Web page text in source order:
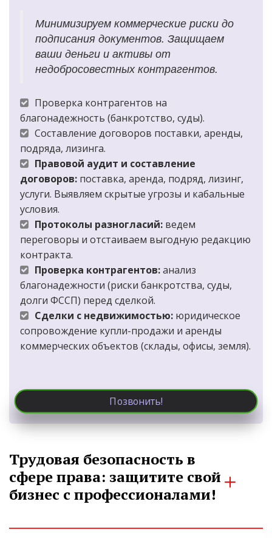
Минимизируем коммерческие риски до
подписания документов. Защищаем
ваши деньги и активы от
недобросовестных контрагентов.
Проверка контрагентов на
благонадежность (банкротство, суды).
Составление договоров поставки, аренды,
подряда, лизинга.
Правовой аудит и составление
договоров: поставка, аренда, подряд, лизинг,
услуги. Выявляем скрытые угрозы и кабальные
условия.
Протоколы разногласий: ведем
переговоры и отстаиваем выгодную редакцию
контракта.
Проверка контрагентов: анализ
благонадежности (риски банкротства, суды,
долги ФССП) перед сделкой.
Сделки с недвижимостью: юридическое
сопровождение купли-продажи и аренды
коммерческих объектов (склады, офисы, земля).
Позвонить!
Трудовая безопасность в
сфере права: защитите свой
бизнес с профессионалами!